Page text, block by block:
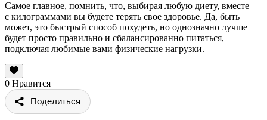
Самое главное, помнить, что, выбирая любую диету, вместе
с килограммами вы будете терять свое здоровье. Да, быть
может, это быстрый способ похудеть, но однозначно лучше
будет просто правильно и сбалансированно питаться,
подключая любимые вами физические нагрузки.
0 Нравится
Поделиться